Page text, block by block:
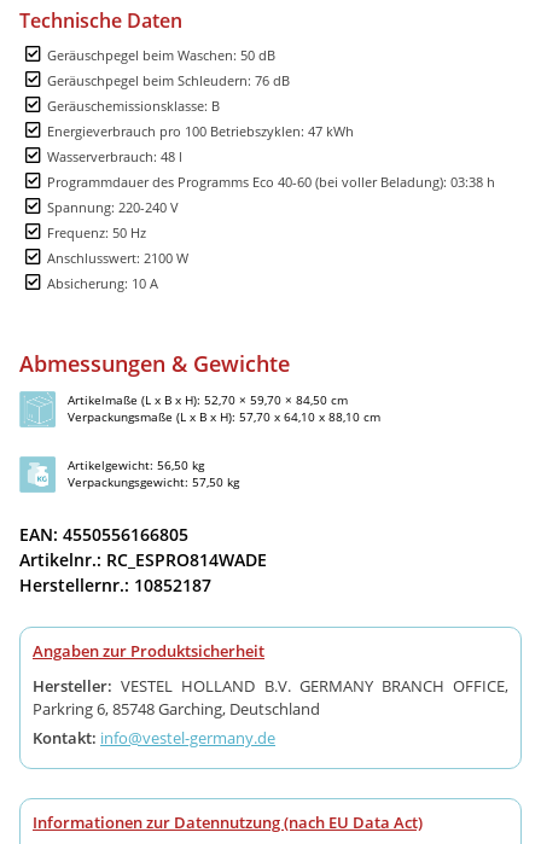
Technische Daten
Geräuschpegel beim Waschen: 50 dB
Geräuschpegel beim Schleudern: 76 dB
Geräuschemissionsklasse: B
Energieverbrauch pro 100 Betriebszyklen: 47 kWh
Wasserverbrauch: 48 l
Programmdauer des Programms Eco 40-60 (bei voller Beladung): 03:38 h
Spannung: 220-240 V
Frequenz: 50 Hz
Anschlusswert: 2100 W
Absicherung: 10 A
Abmessungen & Gewichte
Artikelmaße (L x B x H): 52,70 × 59,70 × 84,50 cm
Verpackungsmaße (L x B x H): 57,70 x 64,10 x 88,10 cm
Artikelgewicht: 56,50 kg
Verpackungsgewicht: 57,50 kg
EAN: 4550556166805
Artikelnr.: RC_ESPRO814WADE
Herstellernr.: 10852187
Angaben zur Produktsicherheit
Hersteller: VESTEL HOLLAND B.V. GERMANY BRANCH OFFICE,
Parkring 6, 85748 Garching, Deutschland
Kontakt: info@vestel-germany.de
Informationen zur Datennutzung (nach EU Data Act)